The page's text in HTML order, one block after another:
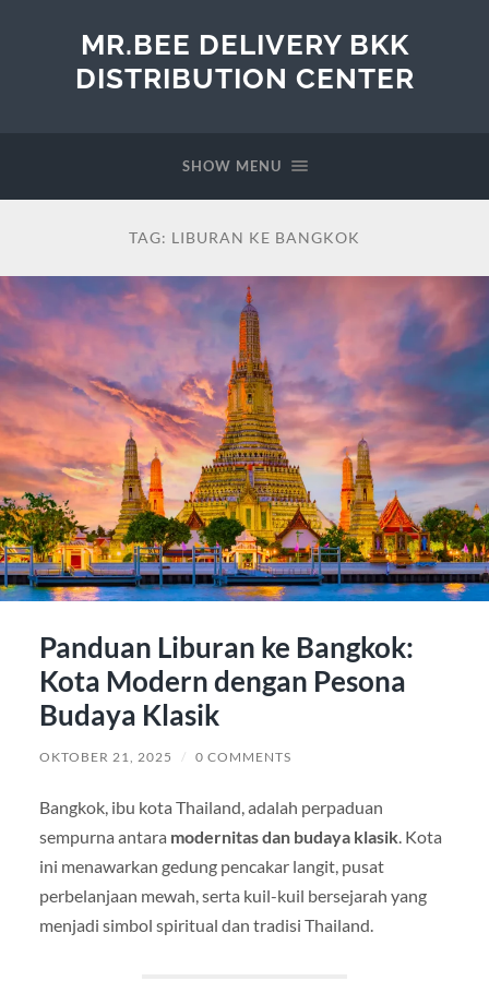
MR.BEE DELIVERY BKK
DISTRIBUTION CENTER
SHOW MENU
TAG: LIBURAN KE BANGKOK
Panduan Liburan ke Bangkok:
Kota Modern dengan Pesona
Budaya Klasik
OKTOBER 21, 2025 / 0 COMMENTS
Bangkok, ibu kota Thailand, adalah perpaduan
sempurna antara modernitas dan budaya klasik. Kota
ini menawarkan gedung pencakar langit, pusat
perbelanjaan mewah, serta kuil-kuil bersejarah yang
menjadi simbol spiritual dan tradisi Thailand.